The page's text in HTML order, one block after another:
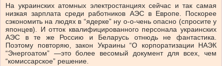
На украинских атомных электростанциях сейчас и так самая
низкая зарплата среди работников АЭС в Европе. Поскорее
сэкономить на людях в “ядерке” ну о-о-чень опасно (спросите у
японцев). И отток квалифицированного персонала украинских
АЭС в те же Россию и Беларусь отнюдь не фантастика.
Поэтому повторяю, закон Украины “О корпоратизации НАЭК
“Энергоатом” —это более весомый документ для всех, чем
“комиссарское” решение.